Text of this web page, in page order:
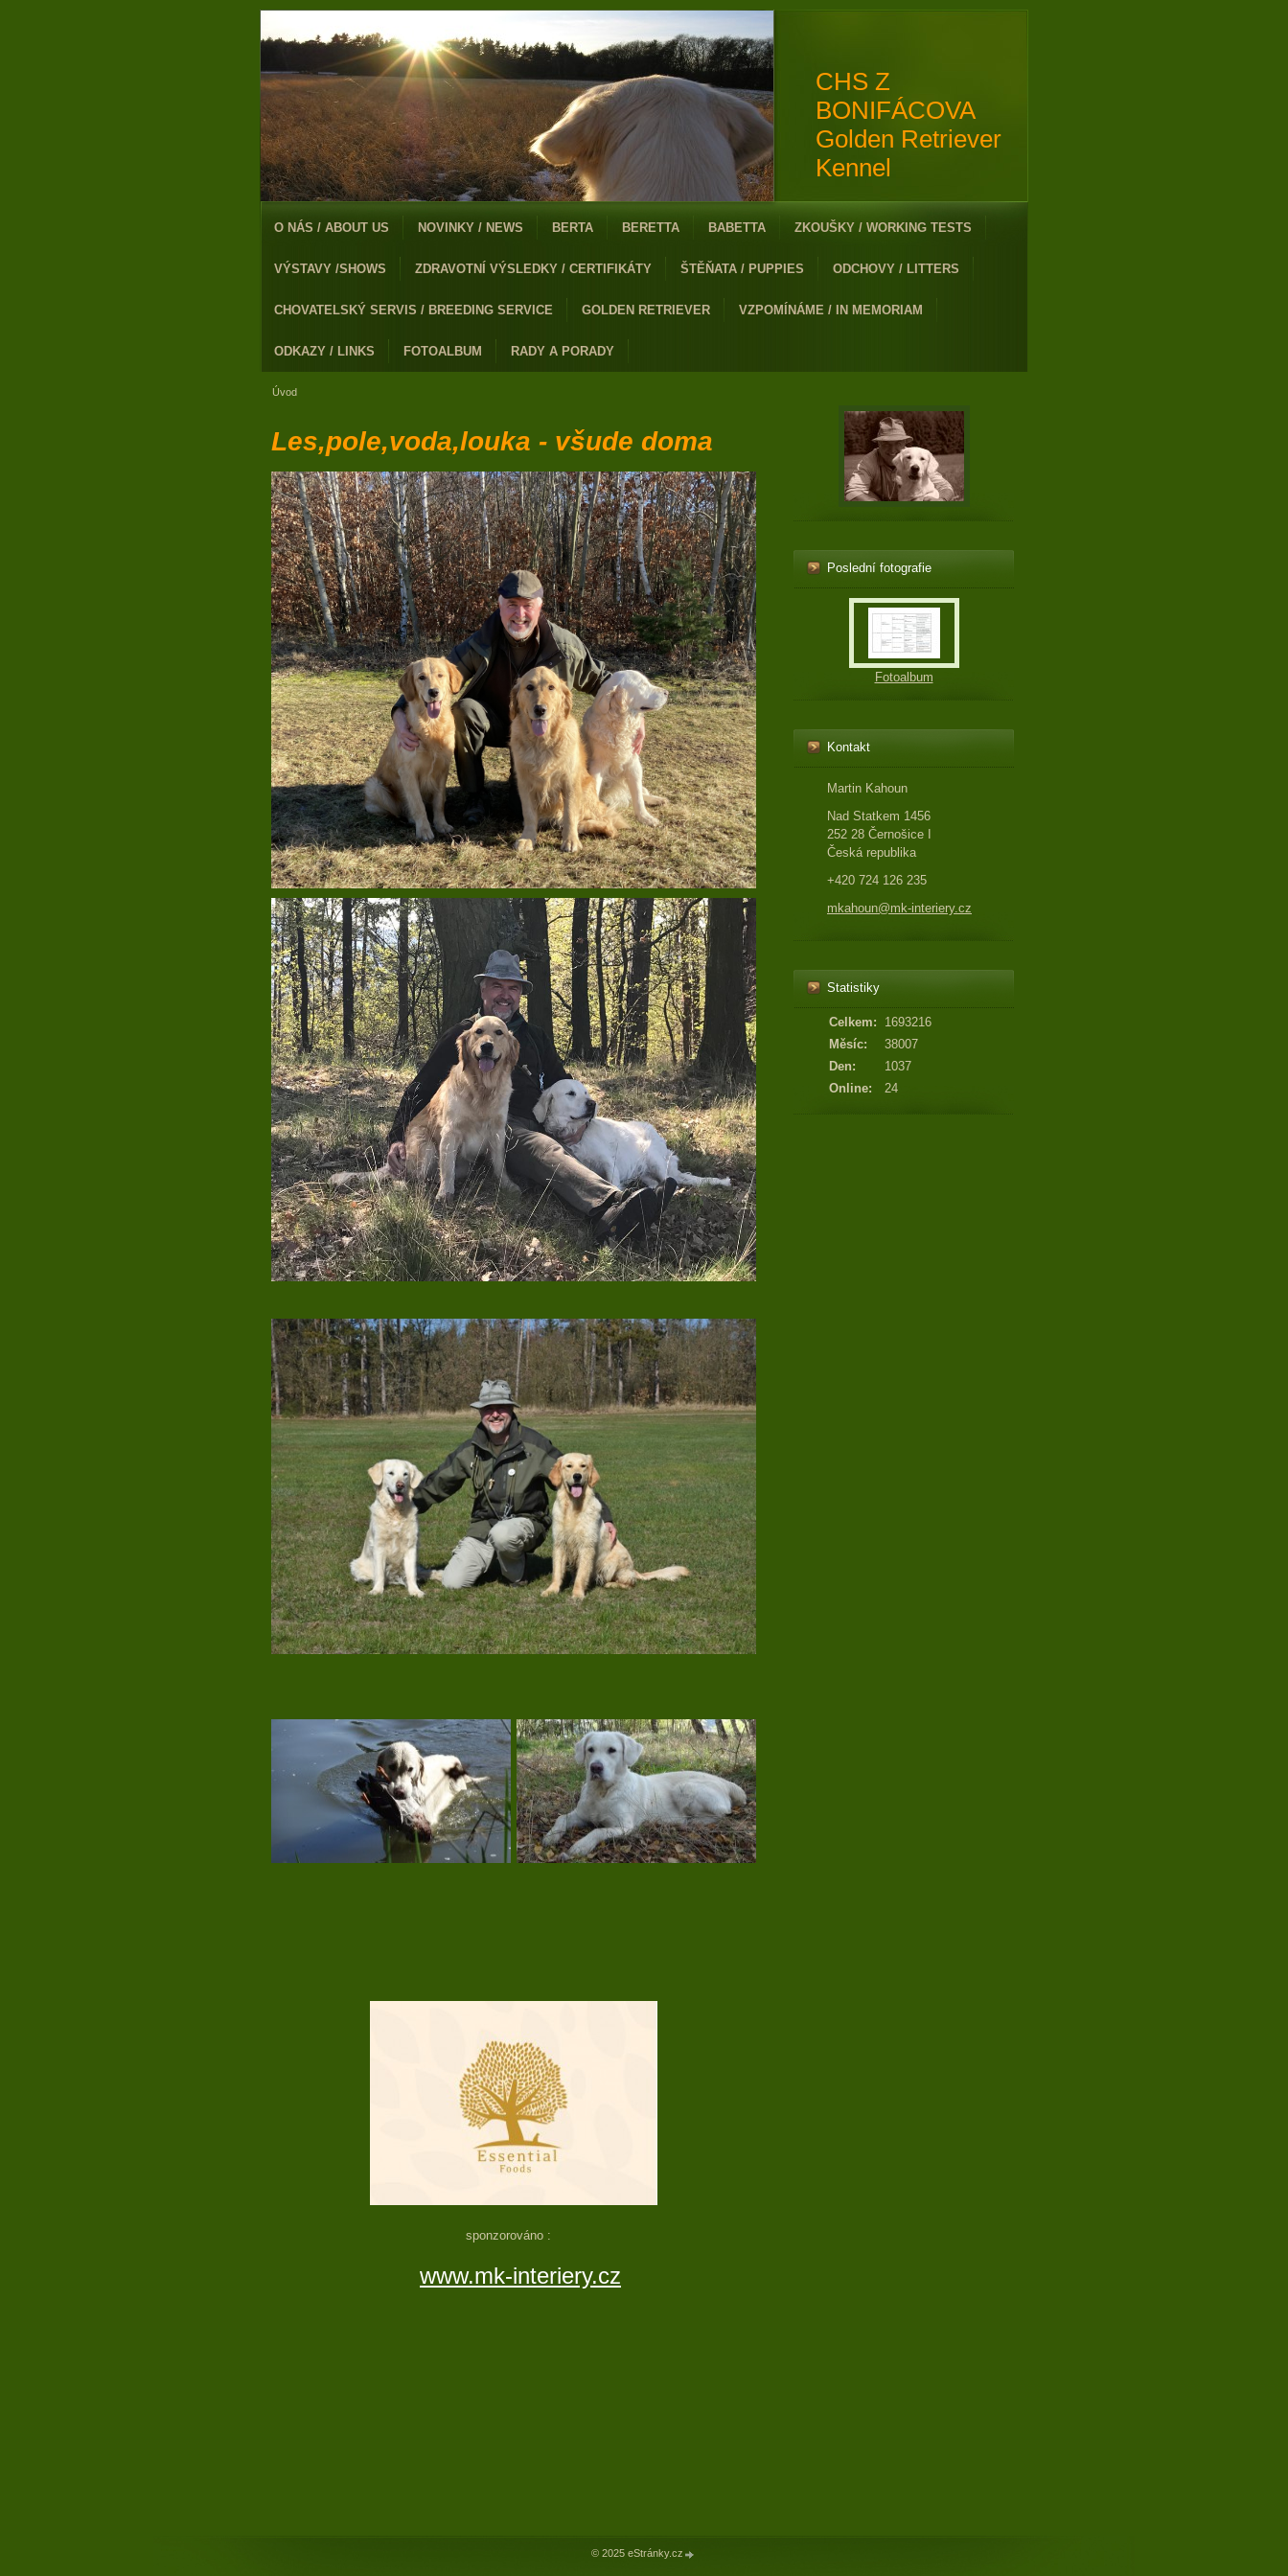
CHS Z
BONIFÁCOVA
Golden Retriever
Kennel
O NÁS / ABOUT US NOVINKY / NEWS BERTA BERETTA BABETTA ZKOUŠKY / WORKING TESTS
VÝSTAVY /SHOWS ZDRAVOTNÍ VÝSLEDKY / CERTIFIKÁTY ŠTĚŇATA / PUPPIES ODCHOVY / LITTERS
CHOVATELSKÝ SERVIS / BREEDING SERVICE GOLDEN RETRIEVER VZPOMÍNÁME / IN MEMORIAM
ODKAZY / LINKS FOTOALBUM RADY A PORADY
Úvod
Les,pole,voda,louka - všude doma
sponzorováno :
www.mk-interiery.cz
Poslední fotografie
Fotoalbum
Kontakt
Martin Kahoun
Nad Statkem 1456
252 28 Černošice I
Česká republika
+420 724 126 235
mkahoun@mk-interiery.cz
Statistiky
Online: 24
Celkem:
1693216
Měsíc:
38007
Den:
1037
© 2025 eStránky.cz